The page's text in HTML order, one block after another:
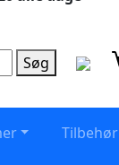
Søg
Tilbehør